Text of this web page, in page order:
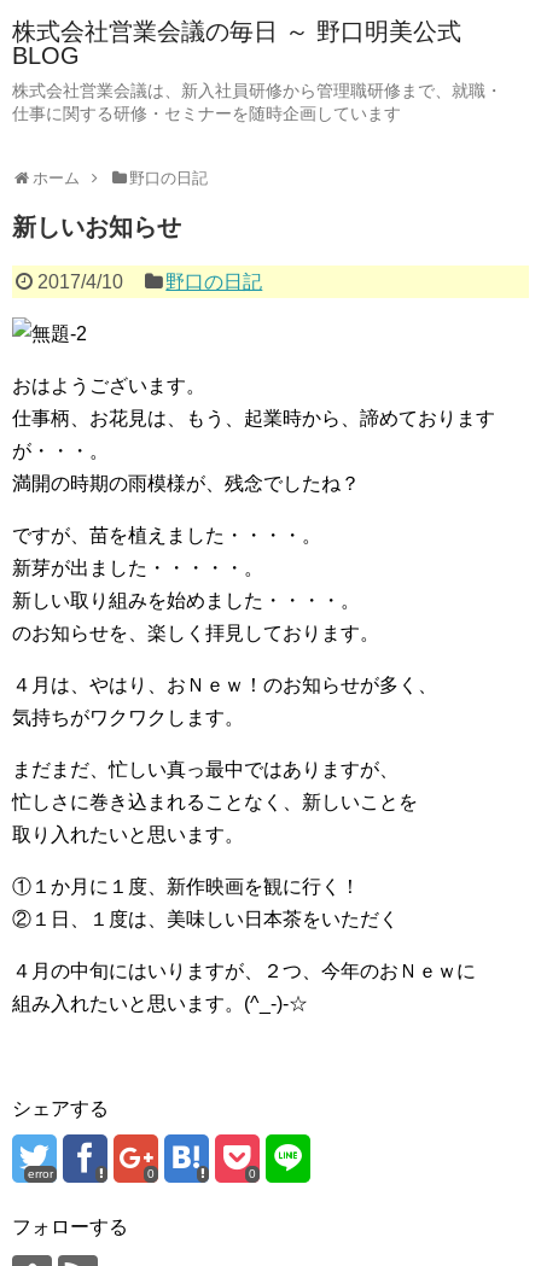
株式会社営業会議の毎日 ～ 野口明美公式
BLOG
株式会社営業会議は、新入社員研修から管理職研修まで、就職・
仕事に関する研修・セミナーを随時企画しています
ホーム 野口の日記
新しいお知らせ
2017/4/10 野口の日記
おはようございます。
仕事柄、お花見は、もう、起業時から、諦めております
が・・・。
満開の時期の雨模様が、残念でしたね？
ですが、苗を植えました・・・・。
新芽が出ました・・・・・。
新しい取り組みを始めました・・・・。
のお知らせを、楽しく拝見しております。
４月は、やはり、おＮｅｗ！のお知らせが多く、
気持ちがワクワクします。
まだまだ、忙しい真っ最中ではありますが、
忙しさに巻き込まれることなく、新しいことを
取り入れたいと思います。
①１か月に１度、新作映画を観に行く！
②１日、１度は、美味しい日本茶をいただく
４月の中旬にはいりますが、２つ、今年のおＮｅｗに
組み入れたいと思います。(^_-)-☆
シェアする
error 0 0
フォローする